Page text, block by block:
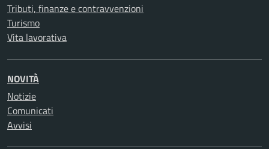
Tributi, finanze e contravvenzioni
Turismo
Vita lavorativa
NOVITÀ
Notizie
Comunicati
Avvisi